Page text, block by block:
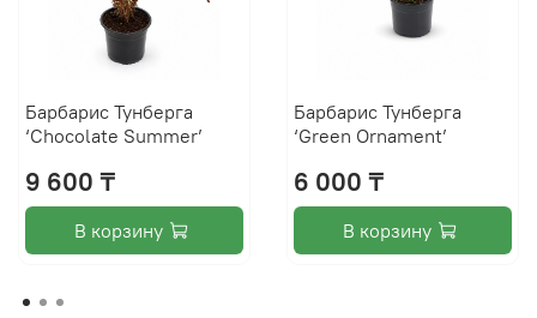
Барбарис Тунберга
‘Chocolate Summer’
9 600 ₸
В корзину
Барбарис Тунберга
‘Green Ornament’
6 000 ₸
В корзину